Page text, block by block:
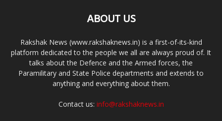
ABOUT US
Rakshak News (www.rakshaknews.in) is a first-of-its-kind
platform dedicated to the people we all are always proud of. It
talks about the Defence and the Armed forces, the
Paramilitary and State Police departments and extends to
anything and everything about them.
Contact us: info@rakshaknews.in